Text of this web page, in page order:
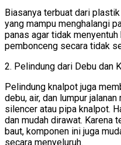
Biasanya terbuat dari
yang mampu menghalangi
panas agar tidak
pembonceng secara tidak
2. Pelindung dari Debu dan
Pelindung knalpot juga
debu, air, dan lumpur
silencer atau pipa knalpot.
dan mudah dirawat. Karena
baut, komponen ini juga
secara menyeluruh.